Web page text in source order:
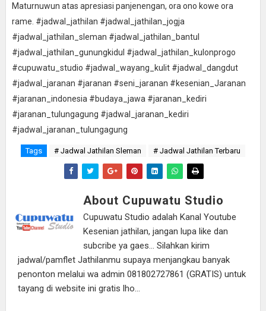
Maturnuwun atas apresiasi panjenengan, ora ono kowe ora
rame. #jadwal_jathilan #jadwal_jathilan_jogja
#jadwal_jathilan_sleman #jadwal_jathilan_bantul
#jadwal_jathilan_gunungkidul #jadwal_jathilan_kulonprogo
#cupuwatu_studio #jadwal_wayang_kulit #jadwal_dangdut
#jadwal_jaranan #jaranan #seni_jaranan #kesenian_Jaranan
#jaranan_indonesia #budaya_jawa #jaranan_kediri
#jaranan_tulungagung #jadwal_jaranan_kediri
#jadwal_jaranan_tulungagung
Tags # Jadwal Jathilan Sleman # Jadwal Jathilan Terbaru
About Cupuwatu Studio
Cupuwatu Studio adalah Kanal Youtube
Kesenian jathilan, jangan lupa like dan
subcribe ya gaes... Silahkan kirim
jadwal/pamflet Jathilanmu supaya menjangkau banyak
penonton melalui wa admin 081802727861 (GRATIS) untuk
tayang di website ini gratis lho...